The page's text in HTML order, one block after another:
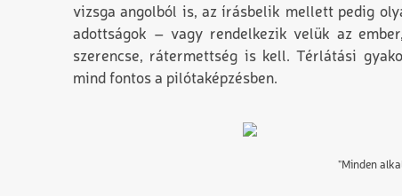
vizsga angolból is, az írásbelik mellett pedig
adottságok – vagy rendelkezik velük az
szerencse, ráter­mettség is kell. Térlátási
mind fontos a pilótaképzésben.
"Minden